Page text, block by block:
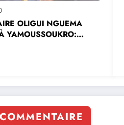
OLIGUI NGUEMA
YAMOUSSOUKRO:LE
CLAUDE DANHO